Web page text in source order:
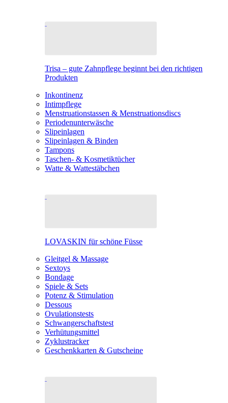
Trisa – gute Zahnpflege beginnt bei den richtigen
Produkten
Inkontinenz
Intimpflege
Menstruationstassen & Menstruationsdiscs
Periodenunterwäsche
Slipeinlagen
Slipeinlagen & Binden
Tampons
Taschen- & Kosmetiktücher
Watte & Wattestäbchen
LOVASKIN für schöne Füsse
Gleitgel & Massage
Sextoys
Bondage
Spiele & Sets
Potenz & Stimulation
Dessous
Ovulationstests
Schwangerschaftstest
Verhütungsmittel
Zyklustracker
Geschenkkarten & Gutscheine